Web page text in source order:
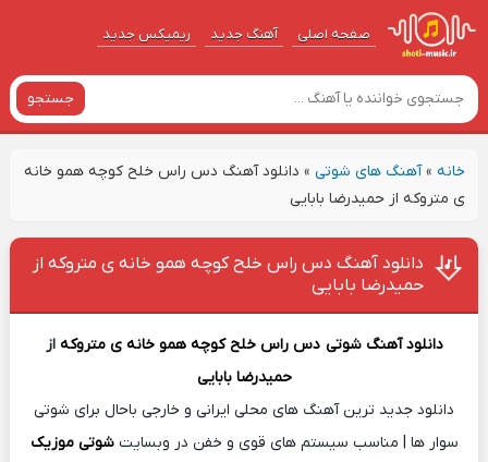
صفحه اصلی آهنگ‌ جدید ریمیکس جدید
جستجو
خانه»آهنگ های شوتی» دانلود آهنگ دس راس خلح کوچه همو خانه
ی متروکه از حمیدرضا بابایی
دانلود آهنگ دس راس خلح کوچه همو خانه ی متروکه از
حمیدرضا بابایی
دانلود آهنگ شوتی دس راس خلح کوچه همو خانه ی متروکه از
حمیدرضا بابایی
دانلود جدید ترین آهنگ های محلی ایرانی و خارجی باحال برای شوتی
سوار ها | مناسب سیستم های قوی و خفن در وبسایتشوتی موزیک